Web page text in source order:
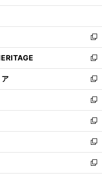
開
ン
ウ
で
開
く
ウ
ン
ド
ウ
で
開
く
新
し
い
ウ
ィ
ン
ド
ウ
で
開
く
新
し
い
ウ
ィ
ン
ド
ウ
で
開
く
新
し
い
ウ
ィ
ン
ド
ウ
で
開
新
し
い
ウ
ィ
ン
ド
新
し
い
ウ
ィ
新
し
い
新